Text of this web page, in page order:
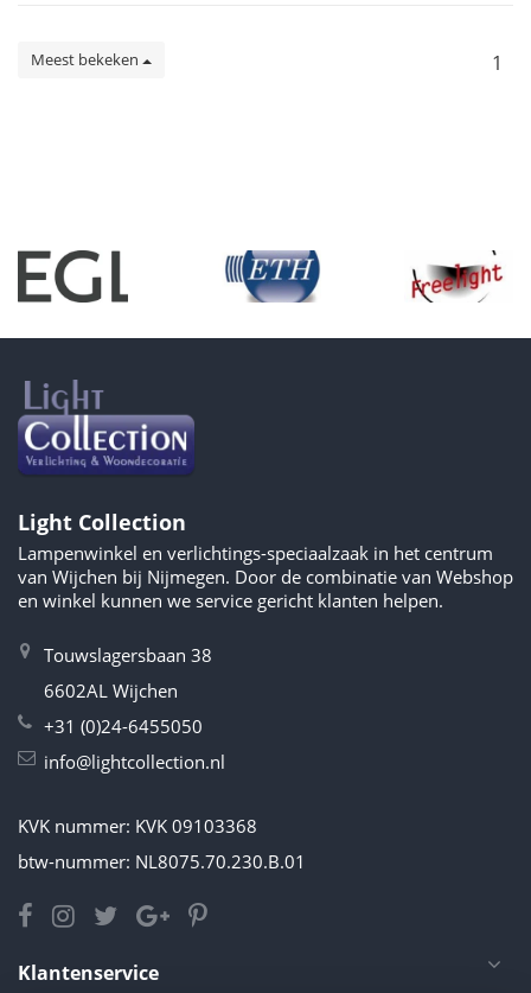
Meest bekeken 1
Light Collection
Lampenwinkel en verlichtings-speciaalzaak in het centrum
van Wijchen bij Nijmegen. Door de combinatie van Webshop
en winkel kunnen we service gericht klanten helpen.
Touwslagersbaan 38
6602AL Wijchen
+31 (0)24-6455050
info@lightcollection.nl
KVK nummer: KVK 09103368
btw-nummer: NL8075.70.230.B.01
Klantenservice